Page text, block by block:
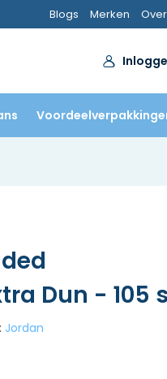
Blogs Merken
Dun - 105
Jordan